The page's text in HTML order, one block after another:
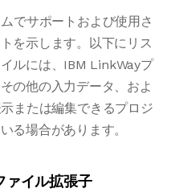
でサポートおよび使用さ
を示します。以下にリス
ルには、IBM LinkWayプ
の他の入力データ、およ
または編集できるプロジ
る場合があります。
ァイル拡張子